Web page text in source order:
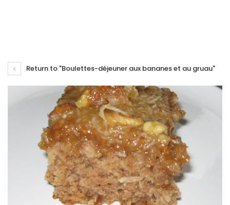
Return to "Boulettes-déjeuner aux bananes et au gruau"